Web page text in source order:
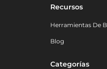
Recursos
Herramientas De
Blog
Categorías